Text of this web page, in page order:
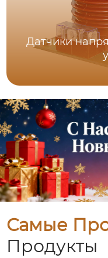
Датчики
Самые
Продукты